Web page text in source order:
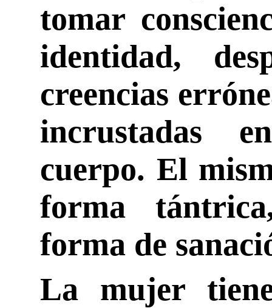
tomar
identidad,
creencias
incrustadas
cuerpo. El
forma
forma de
La mujer